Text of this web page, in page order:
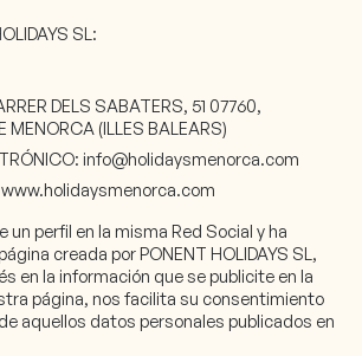
SL:
DELS SABATERS, 51 07760,
MENORCA (ILLES BALEARS)
info@holidaysmenorca.com
www.holidaysmenorca.com
un perfil en la misma Red Social y ha
creada por PONENT HOLIDAYS SL,
en la información que se publicite en la
página, nos facilita su consentimiento
aquellos datos personales publicados en